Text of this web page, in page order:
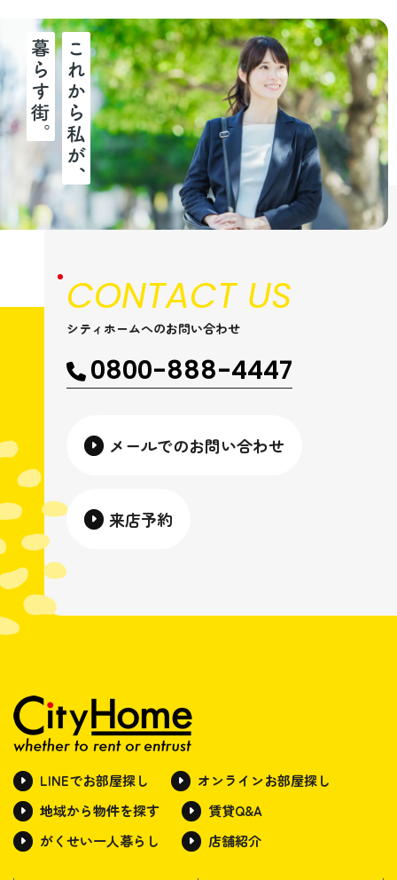
CONTACT US
シティホームへのお問い合わせ
0800-888-4447
メールでのお問い合わせ
来店予約
LINEでお部屋探し
オンラインお部屋探し
地域から物件を探す
賃貸Q&A
がくせい一人暮らし
店舗紹介